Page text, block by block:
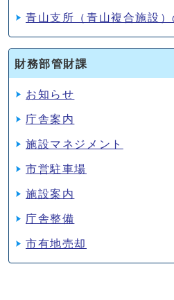
青山支所（青山複合施設）
財務部管財課
お知らせ
庁舎案内
施設マネジメント
市営駐車場
施設案内
庁舎整備
市有地売却